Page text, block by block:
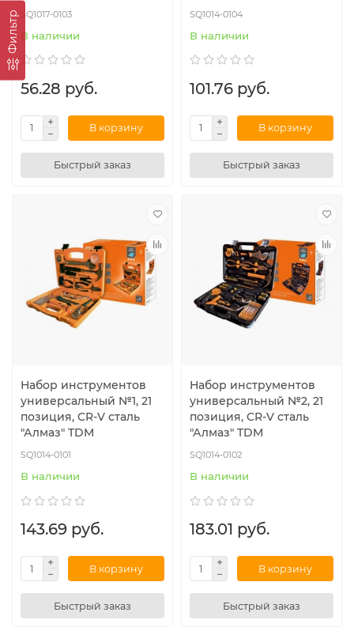
Фильтр SQ1017-0103
В наличии
56.28 руб.
В корзину
Быстрый заказ
SQ1014-0104
В наличии
101.76 руб.
В корзину
Быстрый заказ
Набор инструментов
универсальный №1, 21
позиция, CR-V сталь
"Алмаз" TDM
SQ1014-0101
В наличии
143.69 руб.
В корзину
Быстрый заказ
Набор инструментов
универсальный №2, 21
позиция, CR-V сталь
"Алмаз" TDM
SQ1014-0102
В наличии
183.01 руб.
В корзину
Быстрый заказ